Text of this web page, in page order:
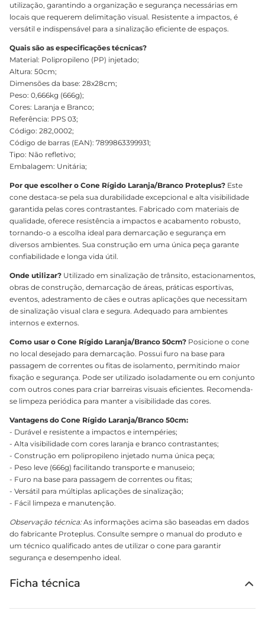
utilização, garantindo a organização e segurança necessárias em
locais que requerem delimitação visual. Resistente a impactos, é
versátil e indispensável para a sinalização eficiente de espaços.
Quais são as especificações técnicas?
Material: Polipropileno (PP) injetado;
Altura: 50cm;
Dimensões da base: 28x28cm;
Peso: 0,666kg (666g);
Cores: Laranja e Branco;
Referência: PPS 03;
Código: 282,0002;
Código de barras (EAN): 7899863399931;
Tipo: Não refletivo;
Embalagem: Unitária;
Por que escolher o Cone Rígido Laranja/Branco Proteplus? Este
cone destaca-se pela sua durabilidade excepcional e alta visibilidade
garantida pelas cores contrastantes. Fabricado com materiais de
qualidade, oferece resistência a impactos e acabamento robusto,
tornando-o a escolha ideal para demarcação e segurança em
diversos ambientes. Sua construção em uma única peça garante
confiabilidade e longa vida útil.
Onde utilizar? Utilizado em sinalização de trânsito, estacionamentos,
obras de construção, demarcação de áreas, práticas esportivas,
eventos, adestramento de cães e outras aplicações que necessitam
de sinalização visual clara e segura. Adequado para ambientes
internos e externos.
Como usar o Cone Rígido Laranja/Branco 50cm? Posicione o cone
no local desejado para demarcação. Possui furo na base para
passagem de correntes ou fitas de isolamento, permitindo maior
fixação e segurança. Pode ser utilizado isoladamente ou em conjunto
com outros cones para criar barreiras visuais eficientes. Recomenda-
se limpeza periódica para manter a visibilidade das cores.
Vantagens do Cone Rígido Laranja/Branco 50cm:
- Durável e resistente a impactos e intempéries;
- Alta visibilidade com cores laranja e branco contrastantes;
- Construção em polipropileno injetado numa única peça;
- Peso leve (666g) facilitando transporte e manuseio;
- Furo na base para passagem de correntes ou fitas;
- Versátil para múltiplas aplicações de sinalização;
- Fácil limpeza e manutenção.
Observação técnica:As informações acima são baseadas em dados
do fabricante Proteplus. Consulte sempre o manual do produto e
um técnico qualificado antes de utilizar o cone para garantir
segurança e desempenho ideal.
Ficha técnica